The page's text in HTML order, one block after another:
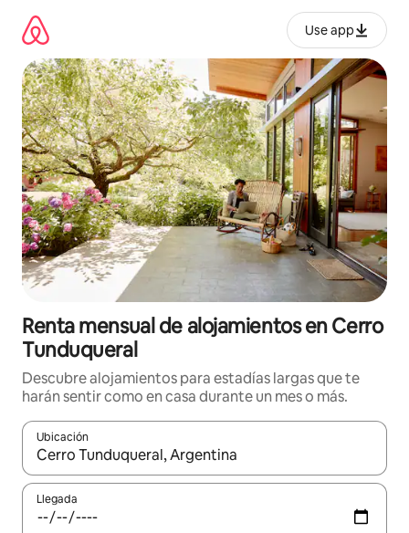
contenido
Use app
Renta mensual de alojamientos en Cerro
Tunduqueral
Descubre alojamientos para estadías largas que te
harán sentir como en casa durante un mes o más.
Ubicación
Cuando los resultados estén disponibles, navega con las
Llegada